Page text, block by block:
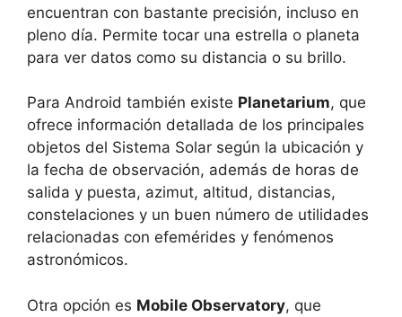
encuentran con bastante precisión, incluso en
pleno día. Permite tocar una estrella o planeta
para ver datos como su distancia o su brillo.
Para Android también existe Planetarium, que
ofrece información detallada de los principales
objetos del Sistema Solar según la ubicación y
la fecha de observación, además de horas de
salida y puesta, azimut, altitud, distancias,
constelaciones y un buen número de utilidades
relacionadas con efemérides y fenómenos
astronómicos.
Otra opción es Mobile Observatory, que